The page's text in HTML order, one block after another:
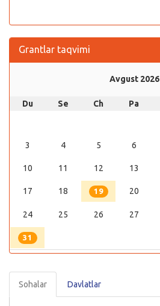
Grantlar taqvimi
Avgust 2026
Du Se Ch Pa
3 4 5 6
10 11 12 13
17 18 19 20
24 25 26 27
31
Sohalar Davlatlar